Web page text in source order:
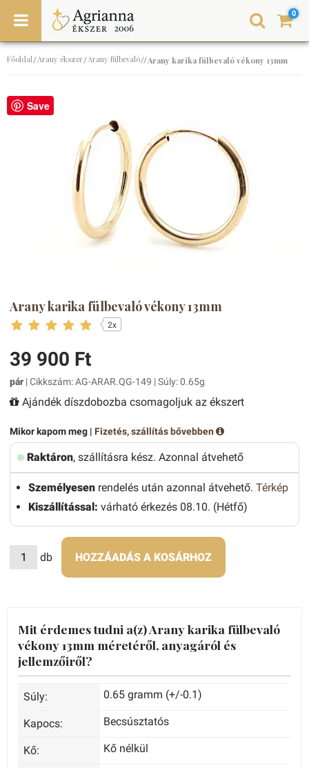
0
Főoldal/Arany ékszer/Arany fülbevaló//Arany karika fülbevaló vékony 13mm
Save
Arany karika fülbevaló vékony 13mm
2x
39 900 Ft
pár | Cikkszám: AG-ARAR.QG-149 | Súly: 0.65g
Ajándék díszdobozba csomagoljuk az ékszert
Mikor kapom meg | Fizetés, szállítás bővebben
Raktáron, szállításra kész. Azonnal átvehető
Személyesen rendelés után azonnal átvehető. Térkép
Kiszállítással: várható érkezés 08.10. (Hétfő)
db HOZZÁADÁS A KOSÁRHOZ
Mit érdemes tudni a(z) Arany karika fülbevaló
vékony 13mm méretéről, anyagáról és
jellemzőiről?
Súly: 0.65 gramm (+/-0.1)
Kapocs: Becsúsztatós
Kő: Kő nélkül